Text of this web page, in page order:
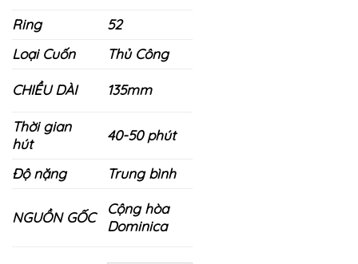
Ring
52
Loại Cuốn
Thủ Công
CHIỀU DÀI 135mm
Thời gian
hút
40-50 phút
Độ nặng Trung bình
NGUỒN GỐC
Cộng hòa
Dominica